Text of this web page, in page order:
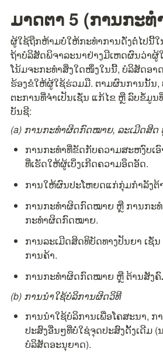
ມາດຕາ 5 (ການກະ
ຜູ້ໃຊ້ຖືກຫ້າມບໍ່ໃຫ້ກະທຳການດັ່ງຕໍ່ໄປນີ້ໃ
ຖ້າບໍລິສັດພິຈາລະນາຢ່າງມີເຫດຜົນວ່າຜູ້
ໂນ້ມຈະກະທຳສິ່ງໃດໜຶ່ງໃນນີ້, ບໍລິສັດອາ
ຮ້ອງຂໍໃຫ້ຜູ້ໃຊ້ຮ່ວມມື. ຕາມຜົນການນັ້ນ,
ຕະການທີ່ຈຳເປັນເຊັ່ນ ແກ້ໄຂ ຫຼື ລົບຂໍ້ມູນ
ບັນຊີ:
(a) ການກະທຳຜິດກົດໝາຍ, ລະເມີດສິດ
ການກະທຳທີ່ຂັດກັບຄວາມສະຫງົບເ
ທີ່ເຮັດໃຫ້ຜູ້ເບິ່ງເກີດຄວາມອຶດອັດ.
ການໃຫ້ຜົນປະໂຫຍດແກ່ກຸ່ມກຳລັງຕ້
ການກະທຳຜິດກົດໝາຍ ຫຼື ການກະທ
ກະທຳຜິດກົດໝາຍ.
ການລະເມີດສິດທິບັດທາງປັນຍາ ເຊັ່
ການຄ້າ.
ການກະທຳຜິດກົດໝາຍ ຫຼື ຕ້ານສັງ
(b) ການນຳໃຊ້ບໍລິການຜິດວິທີ
ການນຳໃຊ້ບໍລິການເພື່ອໂຄສະນາ,
ປະສົງອື່ນໆທີ່ບໍ່ໃຊ່ຈຸດປະສົງດັ້ງເດີມ
ບໍລິສັດອະນຸຍາດ).